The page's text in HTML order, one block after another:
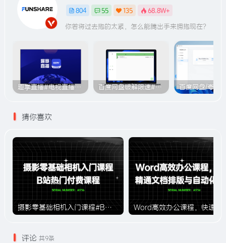
804 55 135 68.8W+
你若将过去抱的太紧，怎么能腾出手来拥抱现在？
趣享直播#电视直播软件#2000+个超清直播频道#支持电视和安卓手机 百度网盘破解限速#突破官方限速#满速下载#A614
猜你喜欢
摄影零基础相机入门课程#B站付费课程#A936
评论 共9条